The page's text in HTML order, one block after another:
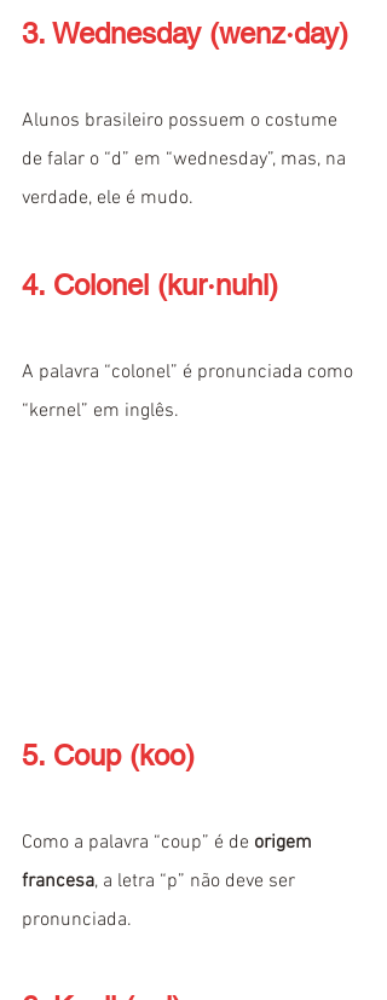
3. Wednesday (wenz·day)
Alunos brasileiro possuem o costume
de falar o “d” em “wednesday”, mas, na
verdade, ele é mudo.
4. Colonel (kur·nuhl)
A palavra “colonel” é pronunciada como
“kernel” em inglês.
5. Coup (koo)
Como a palavra “coup” é de origem
francesa, a letra “p” não deve ser
pronunciada.